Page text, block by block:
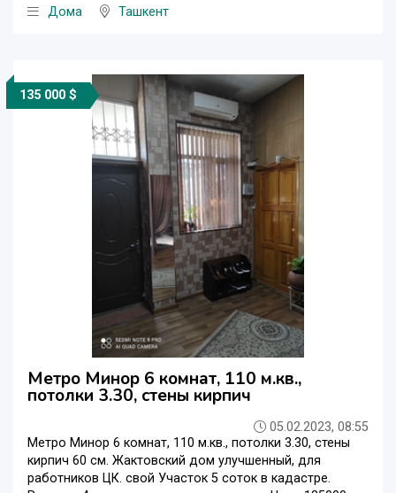
Дома
Ташкент
135 000 $
Метро Минор 6 комнат, 110 м.кв.,
потолки 3.30, стены кирпич
05.02.2023, 08:55
Метро Минор 6 комнат, 110 м.кв., потолки 3.30, стены
кирпич 60 см. Жактовский дом улучшенный, для
работников ЦК. свой Участок 5 соток в кадастре.